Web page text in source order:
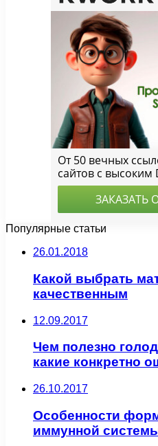
Популярные статьи
26.01.2018
Какой выбрать
качественным
12.09.2017
Чем полезно
какие конкретно
26.10.2017
Особенности
иммунной